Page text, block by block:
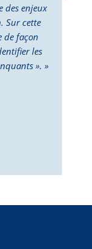
des enjeux
Sur cette
de façon
les
». »